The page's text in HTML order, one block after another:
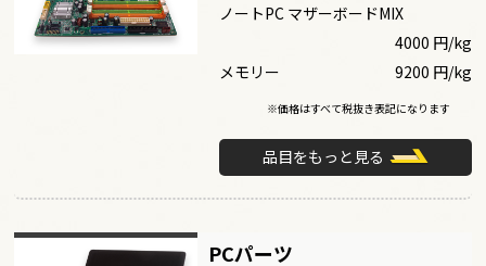
ノートPC マザーボードMIX
4000 円/kg
メモリー
9200 円/kg
※価格はすべて税抜き表記になります
品目をもっと見る
PCパーツ